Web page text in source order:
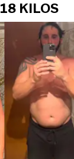
KILOS